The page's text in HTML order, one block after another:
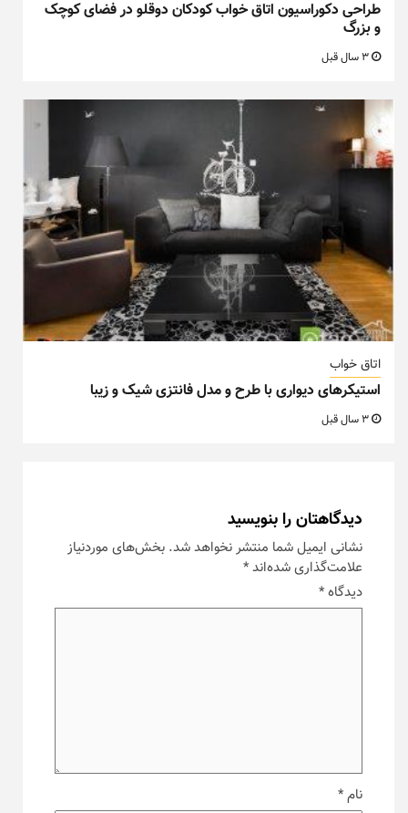
طراحی دکوراسیون اتاق خواب کودکان دوقلو در فضای کوچک
و بزرگ
اتاق خواب
استیکرهای دیواری با طرح و مدل فانتزی شیک و زیبا
دیدگاهتان را بنویسید
نشانی ایمیل شما منتشر نخواهد شد. بخش‌های موردنیاز
علامت‌گذاری شده‌اند*
دیدگاه*
نام*